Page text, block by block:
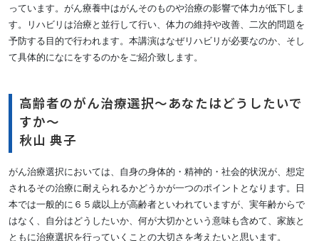
っています。がん療養中はがんそのものや治療の影響で体力が低下しま
す。リハビリは治療と並行して行い、体力の維持や改善、二次的問題を
予防する目的で行われます。本講演はなぜリハビリが必要なのか、そし
て具体的になにをするのかをご紹介致します。
高齢者のがん治療選択～あなたはどうしたいで
すか～
秋山 典子
がん治療選択においては、自身の身体的・精神的・社会的状況が、想定
されるその治療に耐えられるかどうかが一つのポイントとなります。日
本では一般的に６５歳以上が高齢者といわれていますが、実年齢からで
はなく、自分はどうしたいか、何が大切かという意味も含めて、家族と
ともに治療選択を行っていくことの大切さを考えたいと思います。